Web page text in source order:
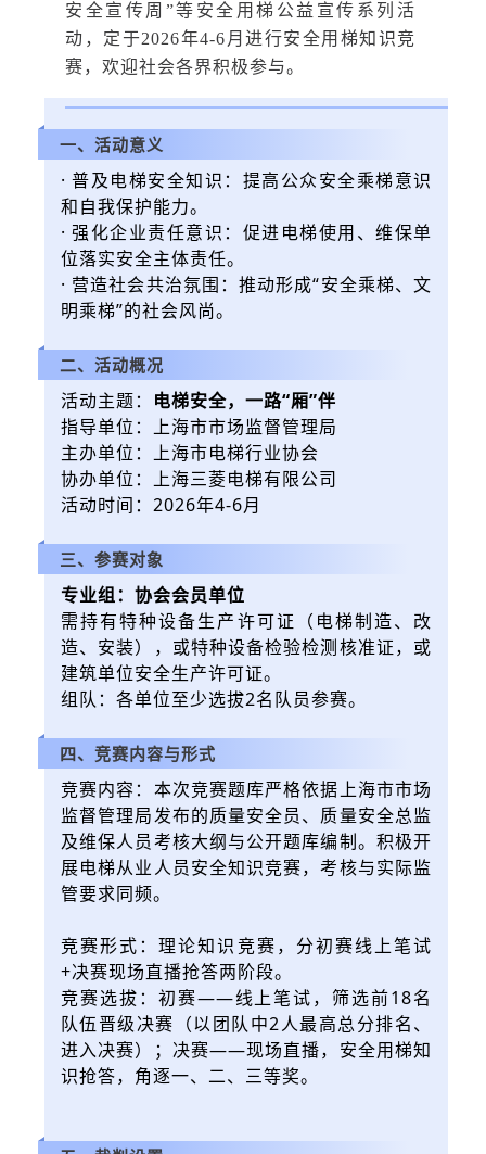
安全宣传周”等安全用梯公益宣传系列活
动 ， 定于2026年4-6月进行安全用梯知识竞
赛， 欢迎社会各界积极参与。
一、活动意义
· 普及电梯安全知识：提高公众安全乘梯意识
和自我保护能力。
· 强化企业责任意识：促进电梯使用、维保单
位落实安全主体责任。
· 营造社会共治氛围：推动形成“安全乘梯、文
明乘梯”的社会风尚。
二、活动概况
活动主题： 电梯安全，一路“厢”伴
指导单位：上海市市场监督管理局
主办单位：上海市电梯行业协会
协办单位：上海三菱电梯有限公司
活动时间：2026年4-6月
三、参赛对象
专业组：协会会员单位
需持有特种设备生产许可证（电梯制造、改
造、安装），或特种设备检验检测核准证，或
建筑单位安全生产许可证。
组队：各单位至少选拔2名队员参赛。
四、竞赛内容与形式
竞赛内容：本次竞赛题库严格依据上海市市场
监督管理局发布的质量安全员、质量安全总监
及维保人员考核大纲与公开题库编制。积极开
展电梯从业人员安全知识竞赛，考核与实际监
管要求同频。
竞赛形式：理论知识竞赛，分初赛线上笔试
+决赛现场直播抢答两阶段。
竞赛选拔：初赛——线上笔试，筛选前18名
队伍晋级决赛（以团队中2人最高总分排名、
进入决赛）；决赛——现场直播，安全用梯知
识抢答，角逐一、二、三等奖。